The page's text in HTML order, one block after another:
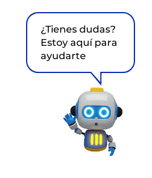
¿Tienes dudas?
Estoy aquí para
ayudarte